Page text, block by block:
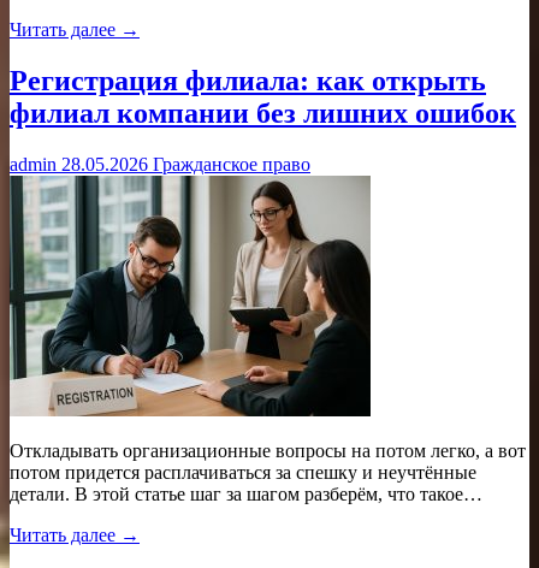
Читать далее →
Регистрация филиала: как открыть
филиал компании без лишних ошибок
admin 28.05.2026 Гражданское право
Откладывать организационные вопросы на потом легко, а вот
потом придется расплачиваться за спешку и неучтённые
детали. В этой статье шаг за шагом разберём, что такое…
Читать далее →